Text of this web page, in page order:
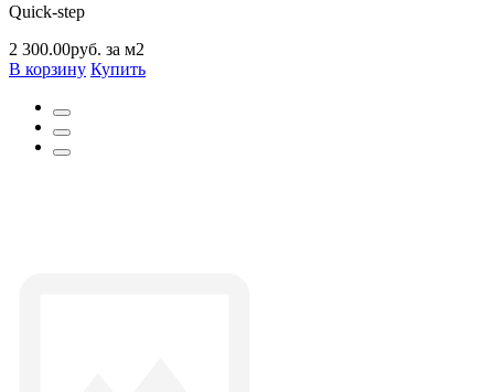
Quick-step
2 300.00руб. за м2
В корзину Купить